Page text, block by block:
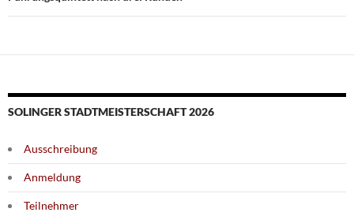
SOLINGER STADTMEISTERSCHAFT 2026
Ausschreibung
Anmeldung
Teilnehmer